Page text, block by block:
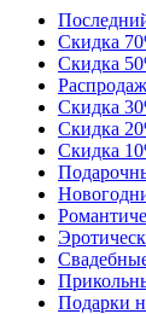
Скидка
Скидка
Скидка
Скидка
Скидка
Подарки